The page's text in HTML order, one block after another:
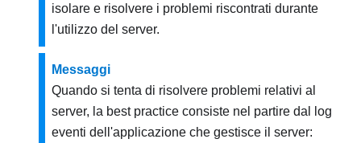
isolare e risolvere i problemi riscontrati durante
l'utilizzo del server.
Messaggi
Quando si tenta di risolvere problemi relativi al
server, la best practice consiste nel partire dal log
eventi dell'applicazione che gestisce il server: